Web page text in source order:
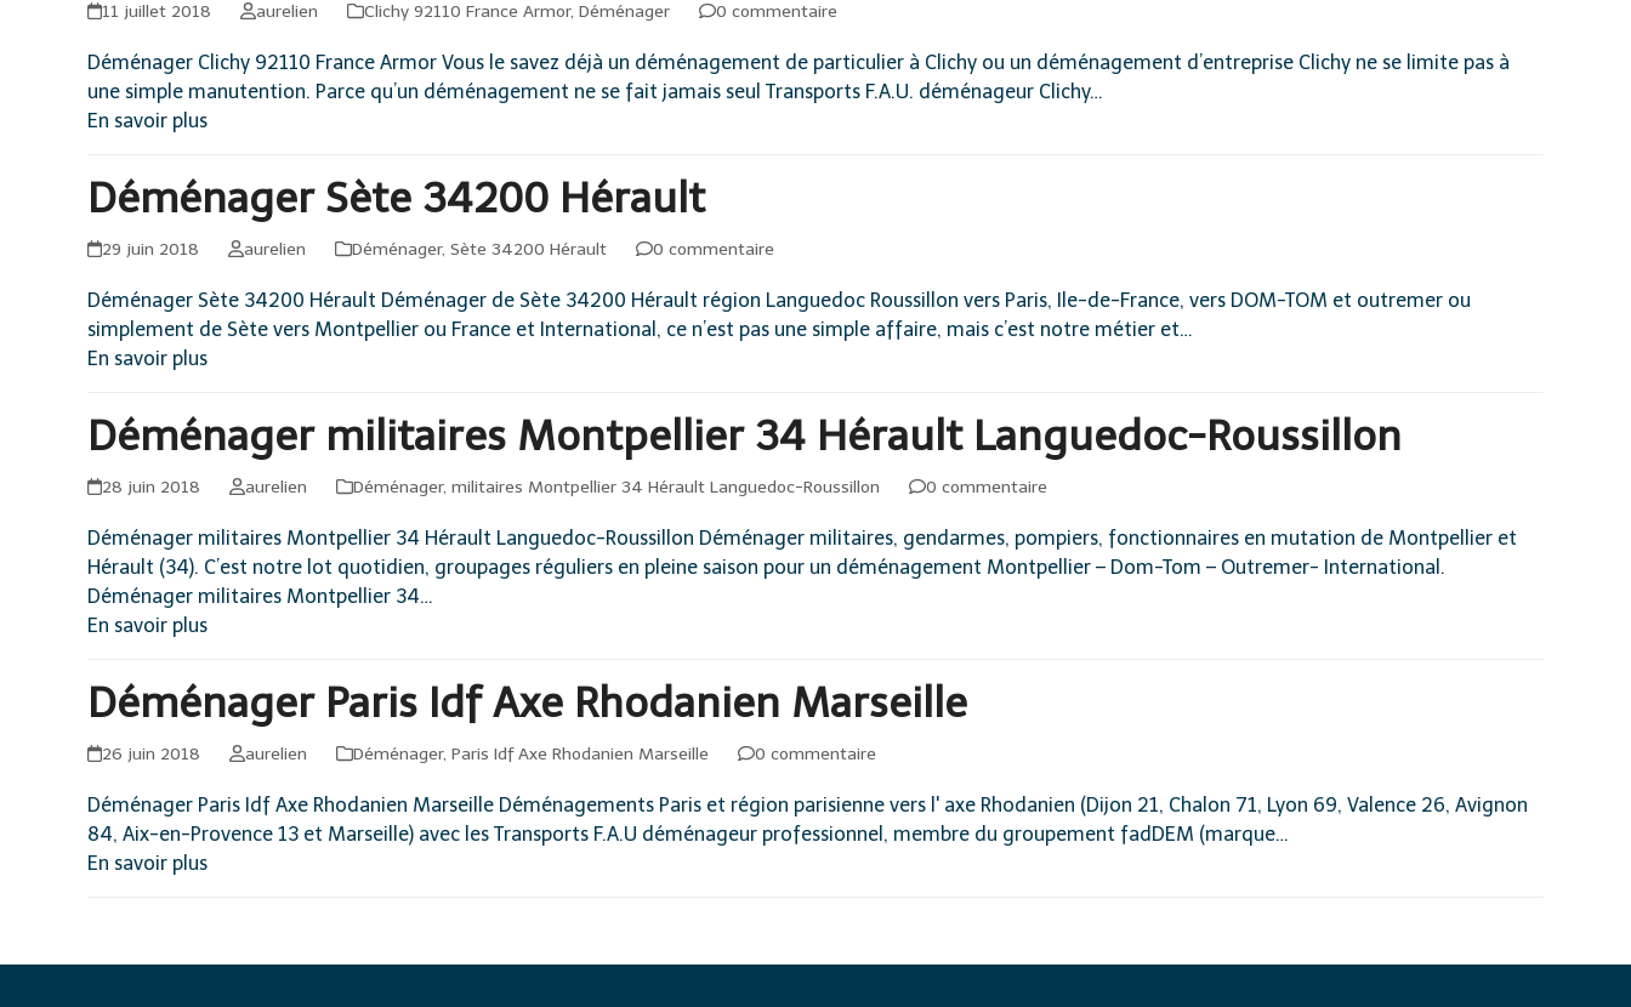
11 juillet 2018 aurelien Clichy 92110 France Armor, Déménager 0 commentaire
Déménager Clichy 92110 France Armor Vous le savez déjà un déménagement de particulier à Clichy ou un déménagement d’entreprise Clichy ne se limite pas à
une simple manutention. Parce qu’un déménagement ne se fait jamais seul Transports F.A.U. déménageur Clichy…
En savoir plus
Déménager Sète 34200 Hérault
29 juin 2018 aurelien Déménager, Sète 34200 Hérault 0 commentaire
Déménager Sète 34200 Hérault Déménager de Sète 34200 Hérault région Languedoc Roussillon vers Paris, Ile-de-France, vers DOM-TOM et outremer ou
simplement de Sète vers Montpellier ou France et International, ce n’est pas une simple affaire, mais c’est notre métier et…
En savoir plus
Déménager militaires Montpellier 34 Hérault Languedoc-Roussillon
28 juin 2018 aurelien Déménager, militaires Montpellier 34 Hérault Languedoc-Roussillon 0 commentaire
Déménager militaires Montpellier 34 Hérault Languedoc-Roussillon Déménager militaires, gendarmes, pompiers, fonctionnaires en mutation de Montpellier et
Hérault (34). C’est notre lot quotidien, groupages réguliers en pleine saison pour un déménagement Montpellier – Dom-Tom – Outremer- International.
Déménager militaires Montpellier 34…
En savoir plus
Déménager Paris Idf Axe Rhodanien Marseille
26 juin 2018 aurelien Déménager, Paris Idf Axe Rhodanien Marseille 0 commentaire
Déménager Paris Idf Axe Rhodanien Marseille Déménagements Paris et région parisienne vers l' axe Rhodanien (Dijon 21, Chalon 71, Lyon 69, Valence 26, Avignon
84, Aix-en-Provence 13 et Marseille) avec les Transports F.A.U déménageur professionnel, membre du groupement fadDEM (marque…
En savoir plus